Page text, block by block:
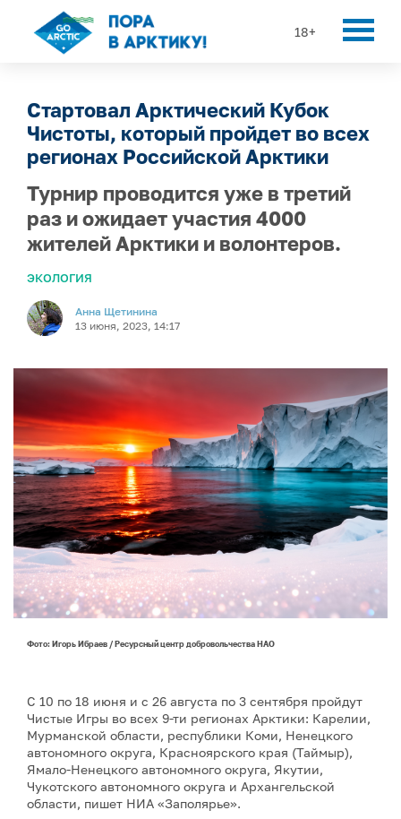
18+
Стартовал Арктический Кубок
Чистоты, который пройдет во всех
регионах Российской Арктики
Турнир проводится уже в третий
раз и ожидает участия 4000
жителей Арктики и волонтеров.
ЭКОЛОГИЯ
Анна Щетинина
13 июня, 2023, 14:17
Фото: Игорь Ибраев / Ресурсный центр добровольчества НАО
С 10 по 18 июня и с 26 августа по 3 сентября пройдут
Чистые Игры во всех 9-ти регионах Арктики: Карелии,
Мурманской области, республики Коми, Ненецкого
автономного округа, Красноярского края (Таймыр),
Ямало-Ненецкого автономного округа, Якутии,
Чукотского автономного округа и Архангельской
области, пишет НИА «Заполярье».